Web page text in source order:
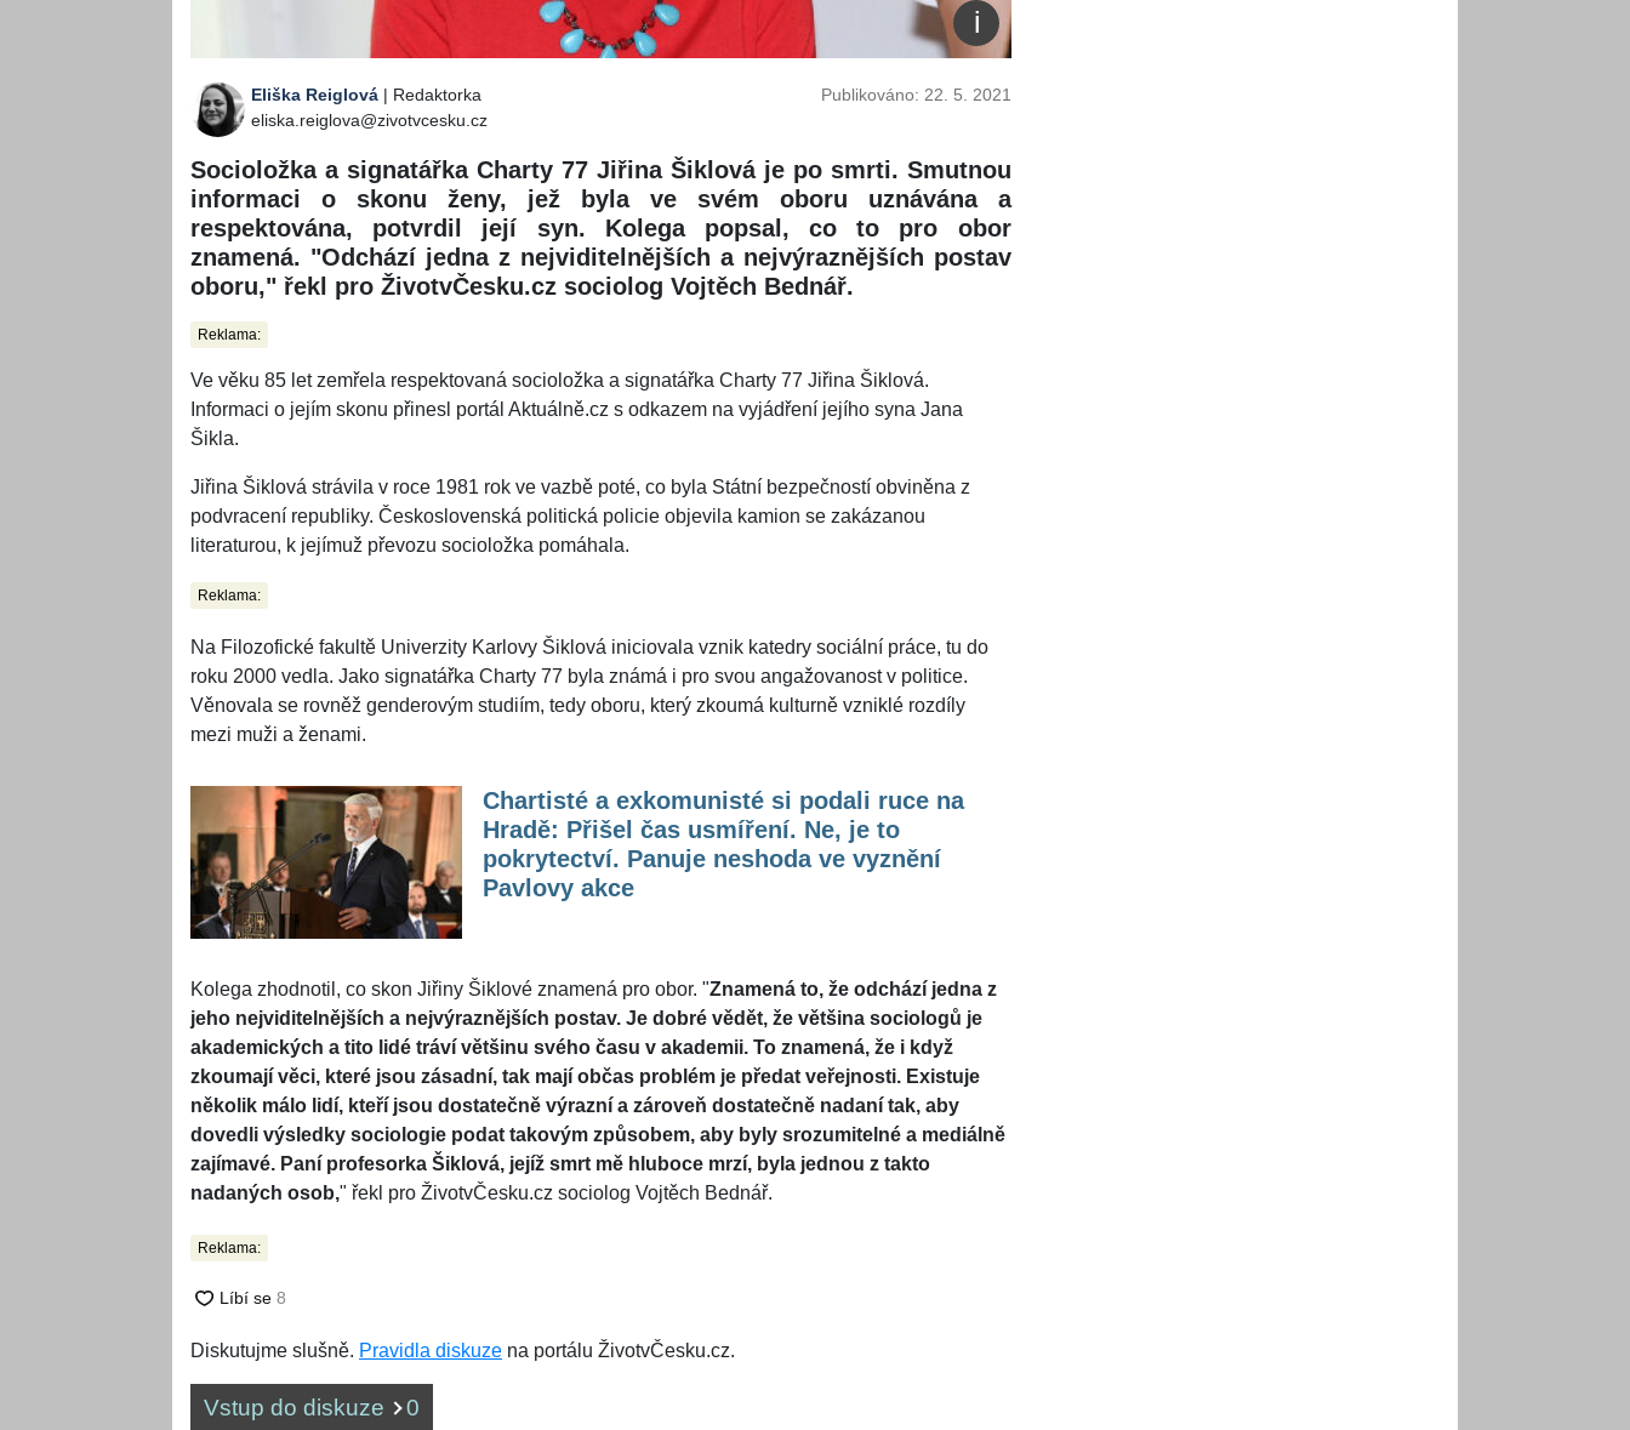
Eliška Reiglová | Redaktorka
eliska.reiglova@zivotvcesku.cz
Publikováno: 22. 5. 2021
Socioložka a signatářka Charty 77 Jiřina Šiklová je po smrti. Smutnou
informaci o skonu ženy, jež byla ve svém oboru uznávána a
respektována, potvrdil její syn. Kolega popsal, co to pro obor
znamená. "Odchází jedna z nejviditelnějších a nejvýraznějších postav
oboru," řekl pro ŽivotvČesku.cz sociolog Vojtěch Bednář.
Reklama:
Ve věku 85 let zemřela respektovaná socioložka a signatářka Charty 77 Jiřina Šiklová.
Informaci o jejím skonu přinesl portál Aktuálně.cz s odkazem na vyjádření jejího syna Jana
Šikla.
Jiřina Šiklová strávila v roce 1981 rok ve vazbě poté, co byla Státní bezpečností obviněna z
podvracení republiky. Československá politická policie objevila kamion se zakázanou
literaturou, k jejímuž převozu socioložka pomáhala.
Reklama:
Na Filozofické fakultě Univerzity Karlovy Šiklová iniciovala vznik katedry sociální práce, tu do
roku 2000 vedla. Jako signatářka Charty 77 byla známá i pro svou angažovanost v politice.
Věnovala se rovněž genderovým studiím, tedy oboru, který zkoumá kulturně vzniklé rozdíly
mezi muži a ženami.
Chartisté a exkomunisté si podali ruce na
Hradě: Přišel čas usmíření. Ne, je to
pokrytectví. Panuje neshoda ve vyznění
Pavlovy akce
Kolega zhodnotil, co skon Jiřiny Šiklové znamená pro obor. "Znamená to, že odchází jedna z
jeho nejviditelnějších a nejvýraznějších postav. Je dobré vědět, že většina sociologů je
akademických a tito lidé tráví většinu svého času v akademii. To znamená, že i když
zkoumají věci, které jsou zásadní, tak mají občas problém je předat veřejnosti. Existuje
několik málo lidí, kteří jsou dostatečně výrazní a zároveň dostatečně nadaní tak, aby
dovedli výsledky sociologie podat takovým způsobem, aby byly srozumitelné a mediálně
zajímavé. Paní profesorka Šiklová, jejíž smrt mě hluboce mrzí, byla jednou z takto
nadaných osob," řekl pro ŽivotvČesku.cz sociolog Vojtěch Bednář.
Reklama:
Diskutujme slušně. Pravidla diskuze na portálu ŽivotvČesku.cz.
Vstup do diskuze 0